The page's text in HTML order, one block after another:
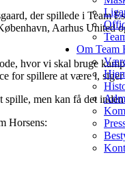
Om Team
der spillede i Team
Aarhus
hvor vi skal bruge
for spillere at være i, siger
men kan få det
Horsens: